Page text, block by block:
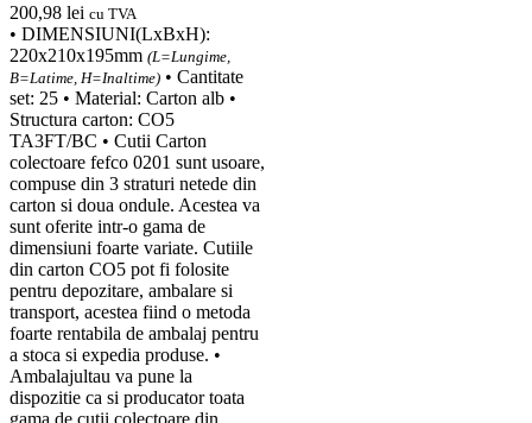
200,98 lei cu TVA
• DIMENSIUNI(LxBxH):
220x210x195mm (L=Lungime,
B=Latime, H=Inaltime) • Cantitate
set: 25 • Material: Carton alb •
Structura carton: CO5
TA3FT/BC • Cutii Carton
colectoare fefco 0201 sunt usoare,
compuse din 3 straturi netede din
carton si doua ondule. Acestea va
sunt oferite intr-o gama de
dimensiuni foarte variate. Cutiile
din carton CO5 pot fi folosite
pentru depozitare, ambalare si
transport, acestea fiind o metoda
foarte rentabila de ambalaj pentru
a stoca si expedia produse. •
Ambalajultau va pune la
dispozitie ca si producator toata
gama de cutii colectoare din